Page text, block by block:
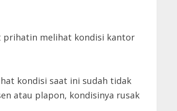
prihatin melihat kondisi kantor
kondisi saat ini sudah tidak
atau plapon, kondisinya rusak